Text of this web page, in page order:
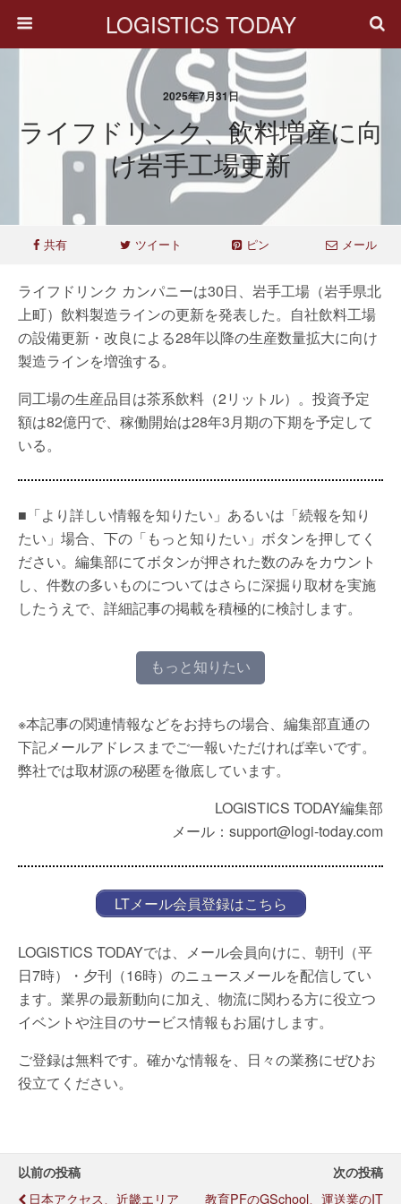
LOGISTICS TODAY
2025年7月31日
ライフドリンク、飲料増産に向
け岩手工場更新
共有 ツイート ピン メール
ライフドリンク カンパニーは30日、岩手工場（岩手県北
上町）飲料製造ラインの更新を発表した。自社飲料工場
の設備更新・改良による28年以降の生産数量拡大に向け
製造ラインを増強する。
同工場の生産品目は茶系飲料（2リットル）。投資予定
額は82億円で、稼働開始は28年3月期の下期を予定して
いる。
■「より詳しい情報を知りたい」あるいは「続報を知り
たい」場合、下の「もっと知りたい」ボタンを押してく
ださい。編集部にてボタンが押された数のみをカウント
し、件数の多いものについてはさらに深掘り取材を実施
したうえで、詳細記事の掲載を積極的に検討します。
もっと知りたい
※本記事の関連情報などをお持ちの場合、編集部直通の
下記メールアドレスまでご一報いただければ幸いです。
弊社では取材源の秘匿を徹底しています。
LOGISTICS TODAY編集部
メール：support@logi-today.com
LTメール会員登録はこちら
LOGISTICS TODAYでは、メール会員向けに、朝刊（平
日7時）・夕刊（16時）のニュースメールを配信してい
ます。業界の最新動向に加え、物流に関わる方に役立つ
イベントや注目のサービス情報もお届けします。
ご登録は無料です。確かな情報を、日々の業務にぜひお
役立てください。
以前の投稿
日本アクセス、近畿エリア
次の投稿
教育PFのGSchool、運送業のIT